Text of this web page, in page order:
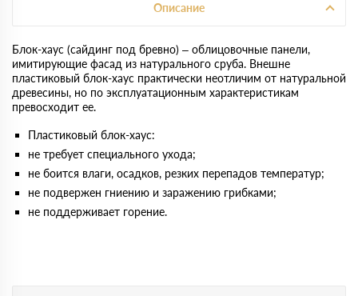
Описание
Блок-хаус (сайдинг под бревно) – облицовочные панели,
имитирующие фасад из натурального сруба. Внешне
пластиковый блок-хаус практически неотличим от натуральной
древесины, но по эксплуатационным характеристикам
превосходит ее.
Пластиковый блок-хаус:
не требует специального ухода;
не боится влаги, осадков, резких перепадов температур;
не подвержен гниению и заражению грибками;
не поддерживает горение.